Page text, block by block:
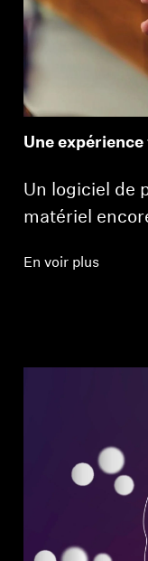
Une
Un logiciel de
matériel
En voir plus